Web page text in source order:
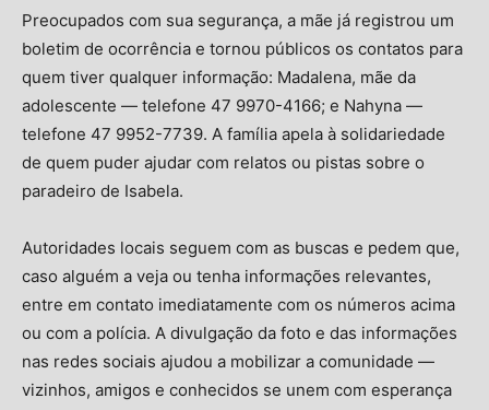
Preocupados com sua segurança, a mãe já registrou um
boletim de ocorrência e tornou públicos os contatos para
quem tiver qualquer informação: Madalena, mãe da
adolescente — telefone 47 9970-4166; e Nahyna —
telefone 47 9952-7739. A família apela à solidariedade
de quem puder ajudar com relatos ou pistas sobre o
paradeiro de Isabela.
Autoridades locais seguem com as buscas e pedem que,
caso alguém a veja ou tenha informações relevantes,
entre em contato imediatamente com os números acima
ou com a polícia. A divulgação da foto e das informações
nas redes sociais ajudou a mobilizar a comunidade —
vizinhos, amigos e conhecidos se unem com esperança